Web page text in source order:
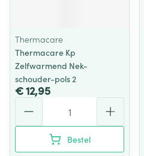
Thermacare
Thermacare Kp
Zelfwarmend Nek-
schouder-pols 2
€ 12,95
Bestel